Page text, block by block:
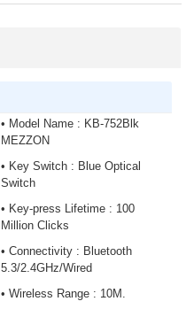
• Model Name : KB-752Blk
MEZZON
• Key Switch : Blue Optical
Switch
• Key-press Lifetime : 100
Million Clicks
• Connectivity : Bluetooth
5.3/2.4GHz/Wired
• Wireless Range : 10M.